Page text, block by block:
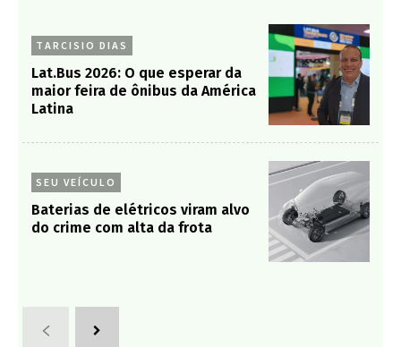
TARCISIO DIAS
Lat.Bus 2026: O que esperar da
maior feira de ônibus da América
Latina
SEU VEÍCULO
Baterias de elétricos viram alvo
do crime com alta da frota